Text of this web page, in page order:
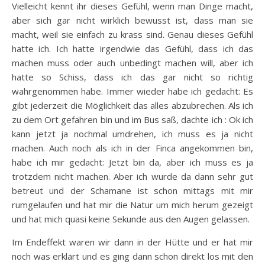
Vielleicht kennt ihr dieses Gefühl, wenn man Dinge macht,
aber sich gar nicht wirklich bewusst ist, dass man sie
macht, weil sie einfach zu krass sind. Genau dieses Gefühl
hatte ich. Ich hatte irgendwie das Gefühl, dass ich das
machen muss oder auch unbedingt machen will, aber ich
hatte so Schiss, dass ich das gar nicht so richtig
wahrgenommen habe. Immer wieder habe ich gedacht: Es
gibt jederzeit die Möglichkeit das alles abzubrechen. Als ich
zu dem Ort gefahren bin und im Bus saß, dachte ich : Ok ich
kann jetzt ja nochmal umdrehen, ich muss es ja nicht
machen. Auch noch als ich in der Finca angekommen bin,
habe ich mir gedacht: Jetzt bin da, aber ich muss es ja
trotzdem nicht machen. Aber ich wurde da dann sehr gut
betreut und der Schamane ist schon mittags mit mir
rumgelaufen und hat mir die Natur um mich herum gezeigt
und hat mich quasi keine Sekunde aus den Augen gelassen.
Im Endeffekt waren wir dann in der Hütte und er hat mir
noch was erklärt und es ging dann schon direkt los mit den